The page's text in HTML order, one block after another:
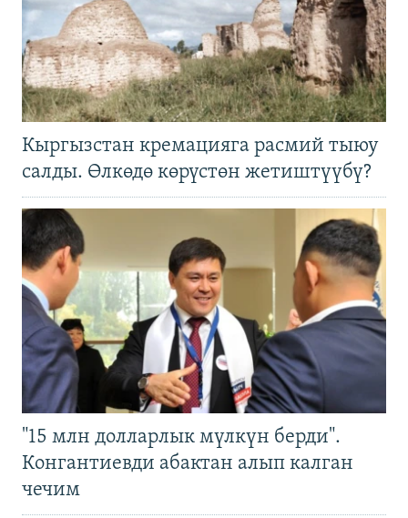
Кыргызстан кремацияга расмий тыюу
салды. Өлкөдө көрүстөн жетиштүүбү?
"15 млн долларлык мүлкүн берди".
Конгантиевди абактан алып калган
чечим